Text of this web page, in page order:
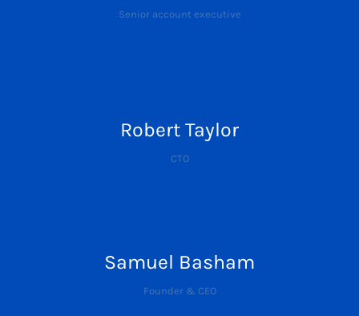
Senior account executive
Robert Taylor
CTO
Samuel Basham
Founder & CEO